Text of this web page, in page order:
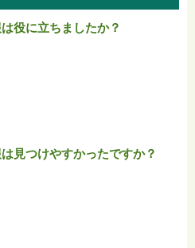
役に立ちましたか？
見つけやすかったですか？